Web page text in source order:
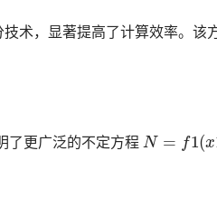
术，显著提高了计算效率。该
了更广泛的不定方程